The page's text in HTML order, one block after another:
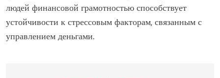
людей финансовой грамотностью способствует
устойчивости к стрессовым факторам, связанным с
управлением деньгами.